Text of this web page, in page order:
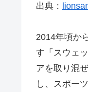
出典：
2014年頃か
す「スウェ
アを取り混
し、スポー